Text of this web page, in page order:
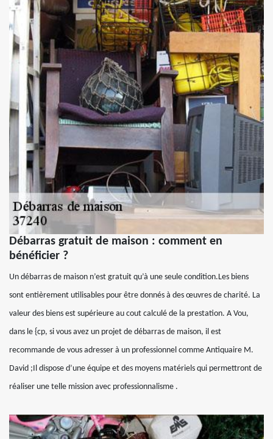
Débarras gratuit de maison : comment en
bénéficier ?
Un débarras de maison n’est gratuit qu’à une seule condition.Les biens
sont entièrement utilisables pour être donnés à des œuvres de charité. La
valeur des biens est supérieure au cout calculé de la prestation. A Vou,
dans le {cp, si vous avez un projet de débarras de maison, il est
recommande de vous adresser à un professionnel comme Antiquaire M.
David ;Il dispose d’une équipe et des moyens matériels qui permettront de
réaliser une telle mission avec professionnalisme .